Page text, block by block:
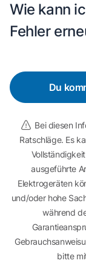
Wie kann
Fehler
Du
Bei diesen
Ratschläge. Es
ausgeführte
Elektrogeräten
und/oder hohe
während
bitte